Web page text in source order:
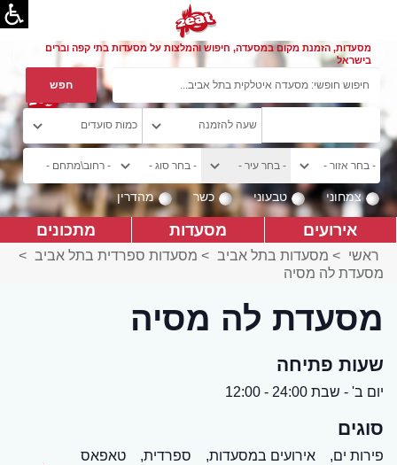
מסעדות, הזמנת מקום במסעדה, חיפוש והמלצות על מסעדות בתי קפה וברים
בישראל
צמחוני טבעוני כשר מהדרין
אירועים מסעדות מתכונים
ראשי > מסעדות בתל אביב > מסעדות ספרדית בתל אביב >
מסעדת לה מסיה
מסעדת לה מסיה
שעות פתיחה
יום ב' - שבת 24:00 - 12:00
סוגים
פירות ים, אירועים במסעדות, ספרדית,
טאפאס